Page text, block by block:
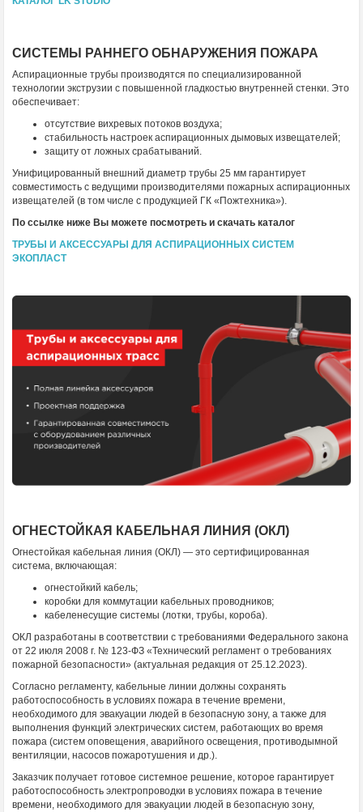
СИСТЕМЫ РАННЕГО ОБНАРУЖЕНИЯ ПОЖАРА
Аспирационные трубы производятся по специализированной
технологии экструзии с повышенной гладкостью внутренней стенки. Это
обеспечивает:
отсутствие вихревых потоков воздуха;
стабильность настроек аспирационных дымовых извещателей;
защиту от ложных срабатываний.
Унифицированный внешний диаметр трубы 25 мм гарантирует
совместимость с ведущими производителями пожарных аспирационных
извещателей (в том числе с продукцией ГК «Пожтехника»).
По ссылке ниже Вы можете посмотреть и скачать каталог
ТРУБЫ И АКСЕССУАРЫ ДЛЯ АСПИРАЦИОННЫХ СИСТЕМ
ЭКОПЛАСТ
ОГНЕСТОЙКАЯ КАБЕЛЬНАЯ ЛИНИЯ (ОКЛ)
Огнестойкая кабельная линия (ОКЛ) — это сертифицированная
система, включающая:
огнестойкий кабель;
коробки для коммутации кабельных проводников;
кабеленесущие системы (лотки, трубы, короба).
ОКЛ разработаны в соответствии с требованиями Федерального закона
от 22 июля 2008 г. № 123-ФЗ «Технический регламент о требованиях
пожарной безопасности» (актуальная редакция от 25.12.2023).
Согласно регламенту, кабельные линии должны сохранять
работоспособность в условиях пожара в течение времени,
необходимого для эвакуации людей в безопасную зону, а также для
выполнения функций электрических систем, работающих во время
пожара (систем оповещения, аварийного освещения, противодымной
вентиляции, насосов пожаротушения и др.).
Заказчик получает готовое системное решение, которое гарантирует
работоспособность электропроводки в условиях пожара в течение
времени, необходимого для эвакуации людей в безопасную зону,